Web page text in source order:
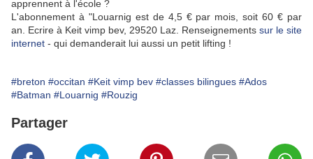
apprennent à l'école ?
L'abonnement à "Louarnig est de 4,5 € par mois, soit 60 € par
an. Ecrire à Keit vimp bev, 29520 Laz. Renseignements sur le site
internet - qui demanderait lui aussi un petit lifting !
#breton #occitan #Keit vimp bev #classes bilingues #Ados
#Batman #Louarnig #Rouzig
Partager